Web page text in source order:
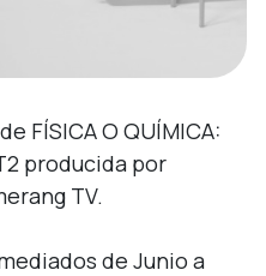
FÍSICA O QUÍMICA:
producida por
TV.
de Junio a